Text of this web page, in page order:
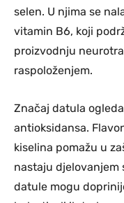
selen. U njima se
vitamin B6, koji
proizvodnju
raspoloženjem.
Značaj datula
antioksidansa.
kiselina pomažu u
nastaju djelovanjem
datule mogu